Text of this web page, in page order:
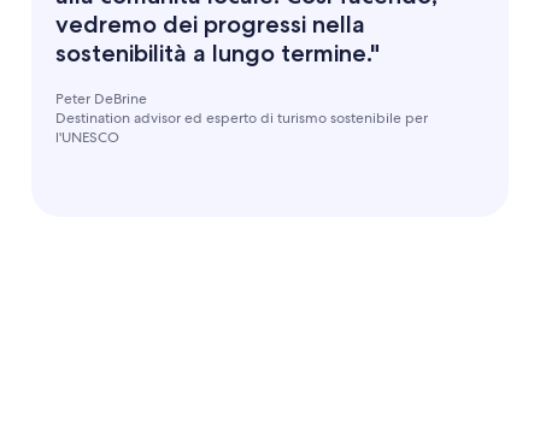
vedremo dei progressi nella
sostenibilità a lungo termine."
Peter DeBrine
Destination advisor ed esperto di turismo sostenibile per
l'UNESCO